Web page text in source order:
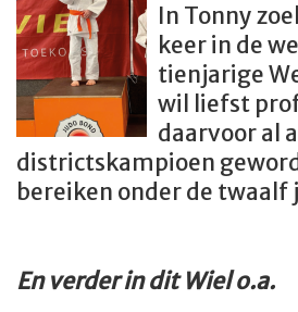
In Tonny
keer in de
tienjarige
wil liefst
daarvoor al
districtskampioen
bereiken onder de
En verder in dit Wiel o.a.